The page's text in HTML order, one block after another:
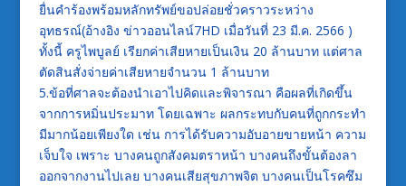
ยื่นคำร้องพร้อมหลักทรัพย์ขอปล่อยชั่วคราวระหว่าง
อุทธรณ์(อ้างอิง ข่าวออนไลน์7HD เมื่อวันที่ 23 มี.ค. 2566 )
ทั้งนี้ ครูไพบูลย์ เรียกค่าเสียหายเป็นเงิน 20 ล้านบาท แต่ศาล
ตัดสินสั่งจ่ายค่าเสียหายจำนวน 1 ล้านบาท
5.ข้อที่ศาลจะต้องนำเอาไปคิดและพิจารณา คือผลที่เกิดขึ้น
จากการหมิ่นประมาท โดยเฉพาะ ผลกระทบกับคนที่ถูกกระทำ
มีมากน้อยเพียงใด เช่น การได้รับความอับอายขายหน้า ความ
เจ็บใจ เพราะ บางคนถูกสังคมตราหน้า บางคนถึงขั้นต้องลา
ออกจากงานไปเลย บางคนเสียสุขภาพจิต บางคนเป็นโรคซึม